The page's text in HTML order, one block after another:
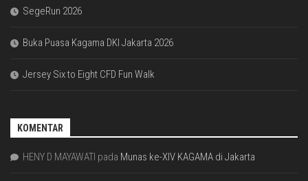
SegeRun 2026
Buka Puasa Kagama DKI Jakarta 2026
Jersey Six to Eight CFD Fun Walk
KOMENTAR
HENY D MAYAWATI pada Munas ke-XIV KAGAMA di Jakarta